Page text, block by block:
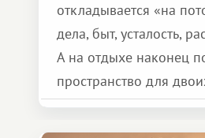
откладывается «на
дела, быт, усталость,
А на отдыхе наконец
пространство для
сделать для близкого
особенное. Не